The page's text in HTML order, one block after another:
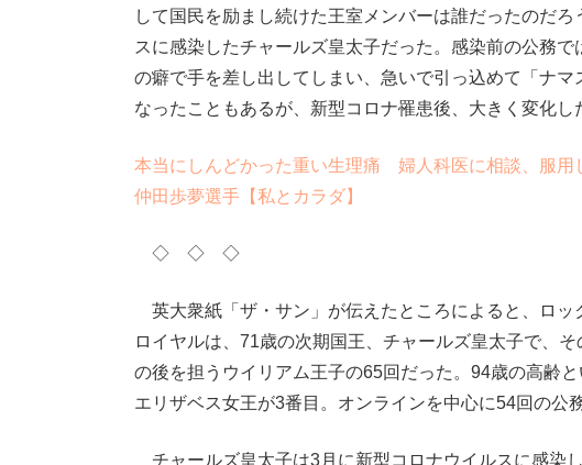
して国民を励まし続けた王室メンバーは誰だったのだ
スに感染したチャールズ皇太子だった。感染前の公務
の癖で手を差し出してしまい、急いで引っ込めて「ナ
なったこともあるが、新型コロナ罹患後、大きく変化し
本当にしんどかった重い生理痛 婦人科医に相談、服
仲田歩夢選手【私とカラダ】
◇ ◇ ◇
英大衆紙「ザ・サン」が伝えたところによると、ロッ
ロイヤルは、71歳の次期国王、チャールズ皇太子で、
の後を担うウイリアム王子の65回だった。94歳の高齢
エリザベス女王が3番目。オンラインを中心に54回の公
チャールズ皇太子は3月に新型コロナウイルスに感染